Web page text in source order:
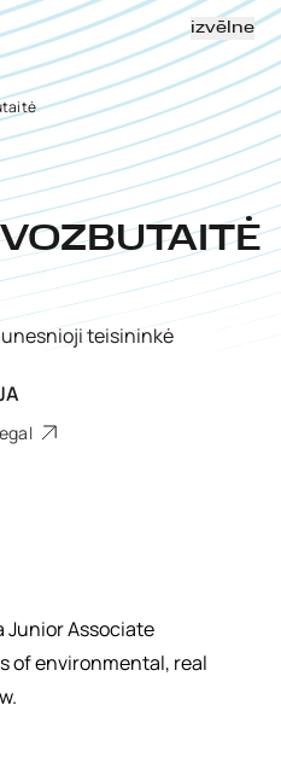
izvēlne
VOZBUTAITĖ
Junior Associate
of environmental, real